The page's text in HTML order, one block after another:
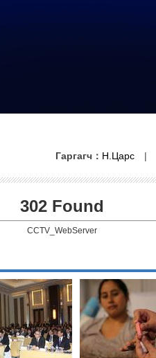
Гаргагч： Н.Царс |
302 Found
CCTV_WebServer